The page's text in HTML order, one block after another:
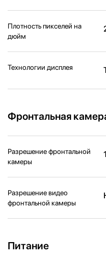
Плотность пикселей на
дюйм
Технологии дисплея
Фронтальная
Разрешение фронтальной
камеры
Разрешение видео
фронтальной камеры
Питание